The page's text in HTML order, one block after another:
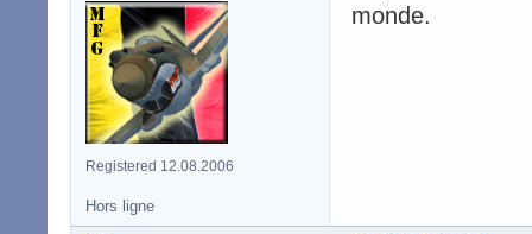
Registered 12.08.2006
monde.
Hors ligne